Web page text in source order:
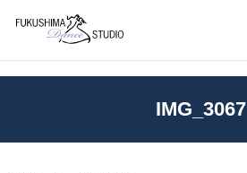
IMG_3067